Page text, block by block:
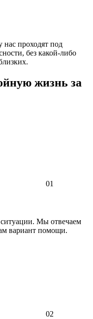
нас проходят под
без какой-либо
жизнь за
01
Мы отвечаем
вариант помощи.
02